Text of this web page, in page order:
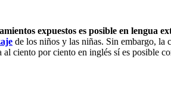
expuestos es posible en lengua
de los niños y las niñas. Sin embargo, la
ciento por ciento en inglés sí es posible